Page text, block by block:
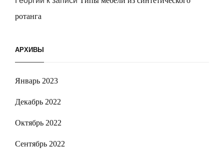
ротанга
АРХИВЫ
Январь 2023
Декабрь 2022
Октябрь 2022
Сентябрь 2022